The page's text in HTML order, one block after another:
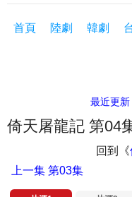
首頁 陸劇 韓劇
最近更新
倚天屠龍記 第04
回到《
上一集 第03集